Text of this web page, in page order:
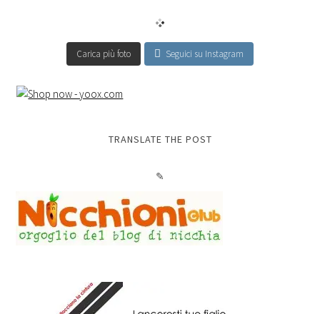
Carica più foto Seguici su Instagram
TRANSLATE THE POST
✎